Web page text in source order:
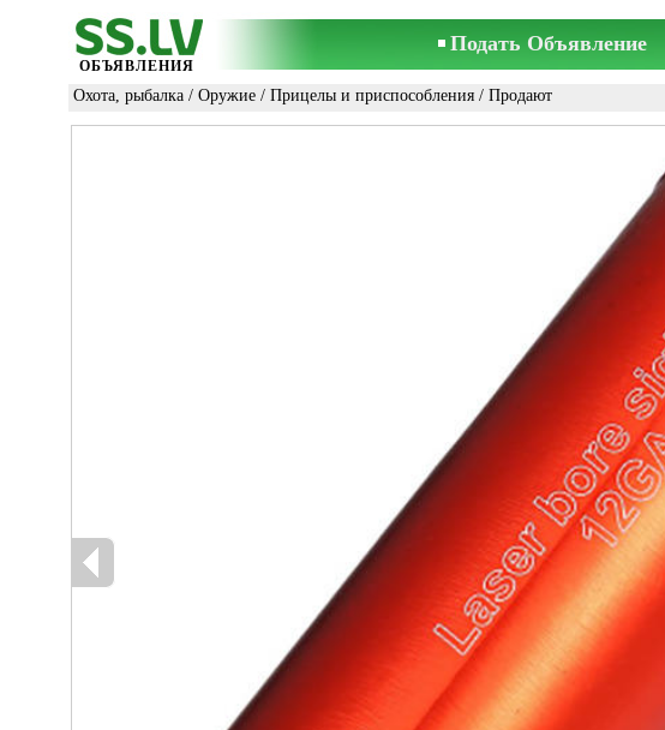
ОБЪЯВЛЕНИЯ
Подать Объявление
Охота, рыбалка / Оружие / Прицелы и приспособления / Продают